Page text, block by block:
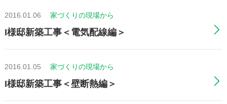
ョ
ン
2016.01.06 家づくりの現場から
I様邸新築工事＜電気配線編＞
2016.01.05 家づくりの現場から
I様邸新築工事＜壁断熱編＞